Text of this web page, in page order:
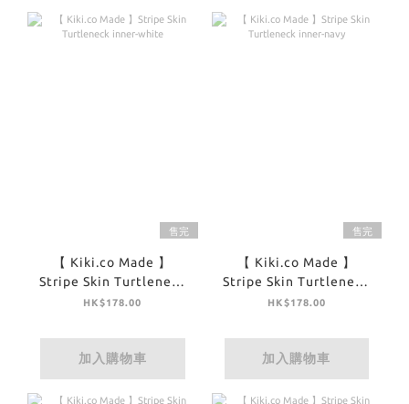
售完
【 Kiki.co Made 】
Stripe Skin Turtleneck
inner-white
HK$178.00
加入購物車
售完
【 Kiki.co Made 】
Stripe Skin Turtleneck
inner-navy
HK$178.00
加入購物車